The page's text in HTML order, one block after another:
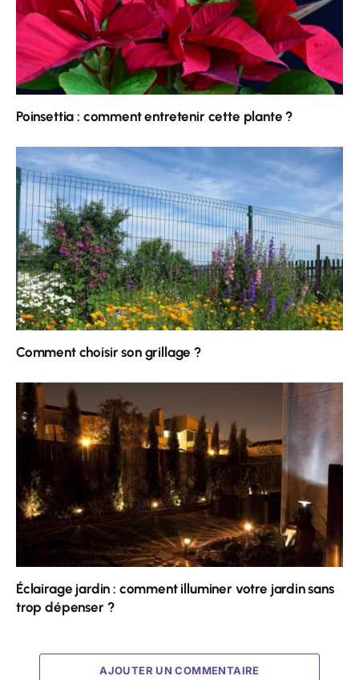
Poinsettia : comment entretenir cette plante ?
Comment choisir son grillage ?
Éclairage jardin : comment illuminer votre jardin sans
trop dépenser ?
AJOUTER UN COMMENTAIRE